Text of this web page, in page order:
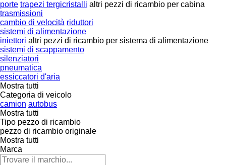
porte trapezi tergicristalli altri pezzi di ricambio per cabina
trasmissioni
cambio di velocità riduttori
sistemi di alimentazione
iniettori altri pezzi di ricambio per sistema di alimentazione
sistemi di scappamento
silenziatori
pneumatica
essiccatori d'aria
Mostra tutti
Categoria di veicolo
camion autobus
Mostra tutti
Tipo pezzo di ricambio
pezzo di ricambio originale
Mostra tutti
Marca